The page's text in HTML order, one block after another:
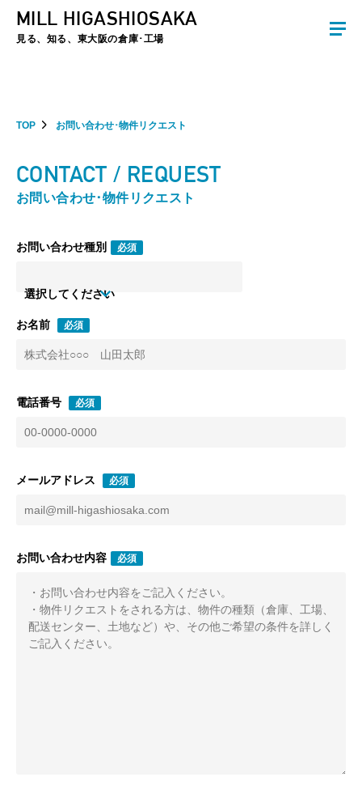
夏季休暇のお知らせ：2026年8月8日(土)～8月16日(日)まで休業とさせていた
MILL HIGASHIOSAKA
見る、知る、東大阪の倉庫･工場
TOP お問い合わせ･物件リクエスト
CONTACT / REQUEST
お問い合わせ･物件リクエスト
お問い合わせ種別 必須
選択してください
お名前 必須
電話番号 必須
メールアドレス 必須
お問い合わせ内容 必須